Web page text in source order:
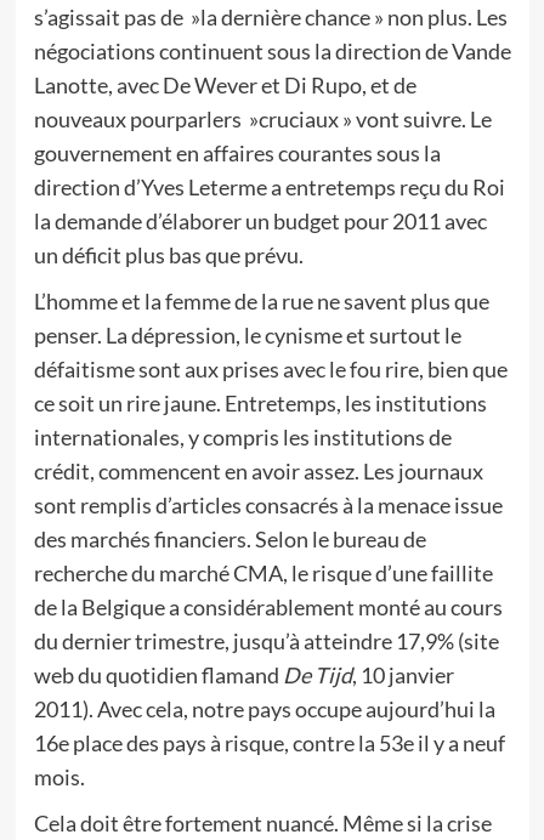
s’agissait pas de »la dernière chance » non plus. Les
négociations continuent sous la direction de Vande
Lanotte, avec De Wever et Di Rupo, et de
nouveaux pourparlers »cruciaux » vont suivre. Le
gouvernement en affaires courantes sous la
direction d’Yves Leterme a entretemps reçu du Roi
la demande d’élaborer un budget pour 2011 avec
un déficit plus bas que prévu.
L’homme et la femme de la rue ne savent plus que
penser. La dépression, le cynisme et surtout le
défaitisme sont aux prises avec le fou rire, bien que
ce soit un rire jaune. Entretemps, les institutions
internationales, y compris les institutions de
crédit, commencent en avoir assez. Les journaux
sont remplis d’articles consacrés à la menace issue
des marchés financiers. Selon le bureau de
recherche du marché CMA, le risque d’une faillite
de la Belgique a considérablement monté au cours
du dernier trimestre, jusqu’à atteindre 17,9% (site
web du quotidien flamand De Tijd, 10 janvier
2011). Avec cela, notre pays occupe aujourd’hui la
16e place des pays à risque, contre la 53e il y a neuf
mois.
Cela doit être fortement nuancé. Même si la crise